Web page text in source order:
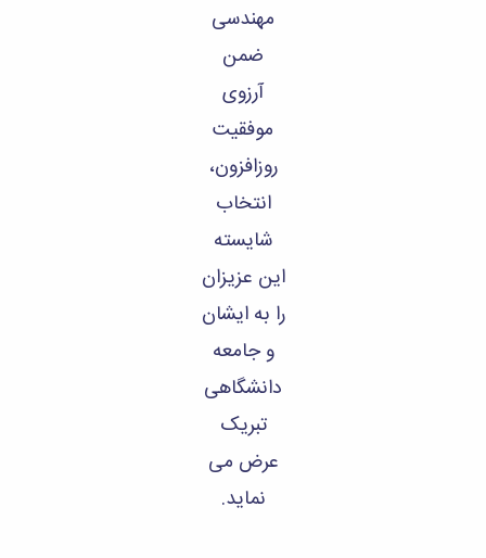
مهندسی
ضمن
آرزوی
موفقیت
روزافزون،
انتخاب
شایسته
این عزیزان
را به ایشان
و جامعه
دانشگاهی
تبریک
عرض می
نماید.